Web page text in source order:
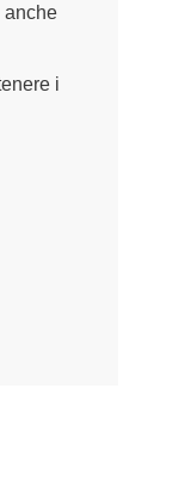
anche
i